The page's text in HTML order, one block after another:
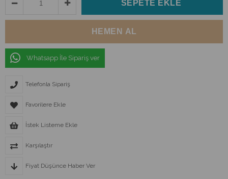
Whatsapp İle Sipariş ver
Telefonla Sipariş
Favorilere Ekle
İstek Listeme Ekle
Karşılaştır
Fiyat Düşünce Haber Ver